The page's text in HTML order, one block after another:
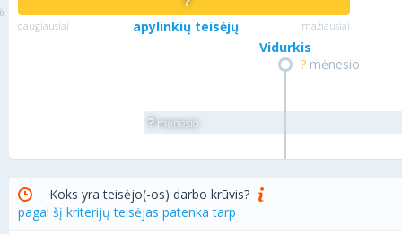
daugiausiai apylinkių teisėjų mažiausiai
? mėnesio
Vidurkis
? mėnesio
Koks yra teisėjo(-os) darbo krūvis?
pagal šį kriterijų teisėjas patenka tarp